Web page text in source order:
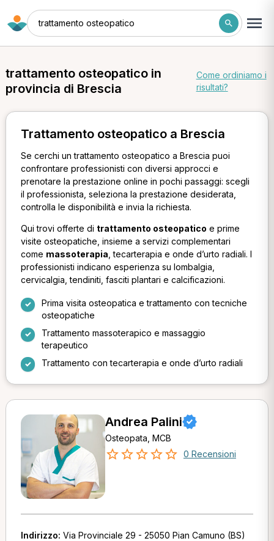
trattamento osteopatico
trattamento osteopatico in
provincia di Brescia
Come ordiniamo i
risultati?
Trattamento osteopatico a Brescia
Se cerchi un trattamento osteopatico a Brescia puoi
confrontare professionisti con diversi approcci e
prenotare la prestazione online in pochi passaggi: scegli
il professionista, seleziona la prestazione desiderata,
controlla le disponibilità e invia la richiesta.
Qui trovi offerte di trattamento osteopatico e prime
visite osteopatiche, insieme a servizi complementari
come massoterapia , tecarterapia e onde d’urto radiali. I
professionisti indicano esperienza su lombalgia,
cervicalgia, tendiniti, fasciti plantari e calcificazioni.
Prima visita osteopatica e trattamento con tecniche
osteopatiche
Trattamento massoterapico e massaggio
terapeutico
Trattamento con tecarterapia e onde d’urto radiali
Andrea Palini
Osteopata, MCB
0 Recensioni
Indirizzo: Via Provinciale 29 - 25050 Pian Camuno (BS)